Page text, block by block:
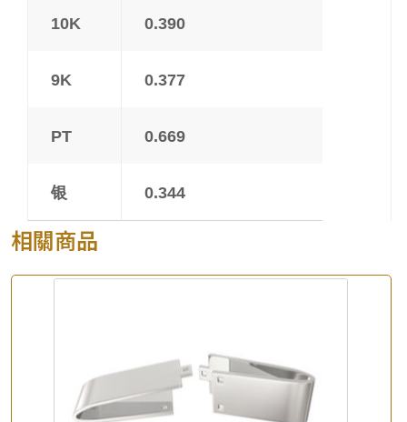
10K 0.390
9K 0.377
PT 0.669
银 0.344
相關商品